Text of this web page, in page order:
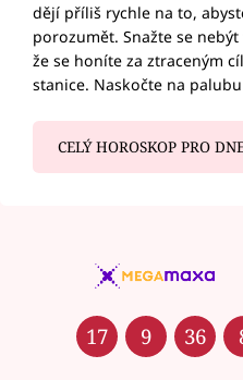
dějí příliš rychle na to,
porozumět. Snažte se
že se honíte za ztraceným
stanice. Naskočte na
CELÝ HOROSKOP PRO
17 9 36